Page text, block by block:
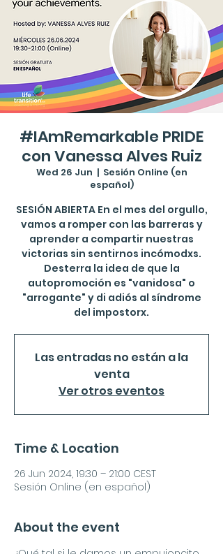
#IAmRemarkable PRIDE
con Vanessa Alves Ruiz
Wed 26 Jun
  |
Sesión Online (en
español)
SESIÓN ABIERTA En el mes del orgullo,
vamos a romper con las barreras y
aprender a compartir nuestras
victorias sin sentirnos incómodxs.
Desterra la idea de que la
autopromoción es "vanidosa" o
"arrogante" y di adiós al síndrome
del impostorx.
Las entradas no están a la
venta
Ver otros eventos
Time & Location
26 Jun 2024, 19:30 – 21:00 CEST
Sesión Online (en español)
About the event